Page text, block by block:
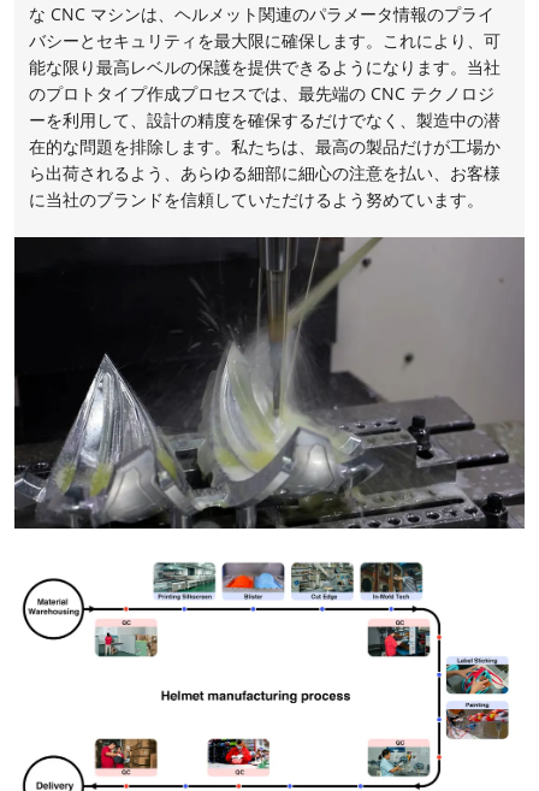
な CNC マシンは、ヘルメット関連のパラメータ情報のプライ
バシーとセキュリティを最大限に確保します。これにより、可
能な限り最高レベルの保護を提供できるようになります。当社
のプロトタイプ作成プロセスでは、最先端の CNC テクノロジ
ーを利用して、設計の精度を確保するだけでなく、製造中の潜
在的な問題を排除します。私たちは、最高の製品だけが工場か
ら出荷されるよう、あらゆる細部に細心の注意を払い、お客様
に当社のブランドを信頼していただけるよう努めています。